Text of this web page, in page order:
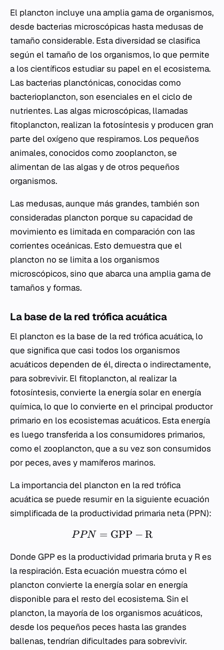
El plancton incluye una amplia gama de organismos,
desde bacterias microscópicas hasta medusas de
tamaño considerable. Esta diversidad se clasifica
según el tamaño de los organismos, lo que permite
a los científicos estudiar su papel en el ecosistema.
Las bacterias planctónicas, conocidas como
bacterioplancton, son esenciales en el ciclo de
nutrientes. Las algas microscópicas, llamadas
fitoplancton, realizan la fotosíntesis y producen gran
parte del oxígeno que respiramos. Los pequeños
animales, conocidos como zooplancton, se
alimentan de las algas y de otros pequeños
organismos.
Las medusas, aunque más grandes, también son
consideradas plancton porque su capacidad de
movimiento es limitada en comparación con las
corrientes oceánicas. Esto demuestra que el
plancton no se limita a los organismos
microscópicos, sino que abarca una amplia gama de
tamaños y formas.
La base de la red trófica acuática
El plancton es la base de la red trófica acuática, lo
que significa que casi todos los organismos
acuáticos dependen de él, directa o indirectamente,
para sobrevivir. El fitoplancton, al realizar la
fotosíntesis, convierte la energía solar en energía
química, lo que lo convierte en el principal productor
primario en los ecosistemas acuáticos. Esta energía
es luego transferida a los consumidores primarios,
como el zooplancton, que a su vez son consumidos
por peces, aves y mamíferos marinos.
La importancia del plancton en la red trófica
acuática se puede resumir en la siguiente ecuación
simplificada de la productividad primaria neta (PPN):
PPN = GPP − R
Donde GPP es la productividad primaria bruta y R es
la respiración. Esta ecuación muestra cómo el
plancton convierte la energía solar en energía
disponible para el resto del ecosistema. Sin el
plancton, la mayoría de los organismos acuáticos,
desde los pequeños peces hasta las grandes
ballenas, tendrían dificultades para sobrevivir.